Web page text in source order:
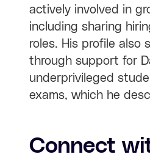
actively involved in
including sharing
roles. His profile also
through support for
underprivileged
exams, which he
Connect